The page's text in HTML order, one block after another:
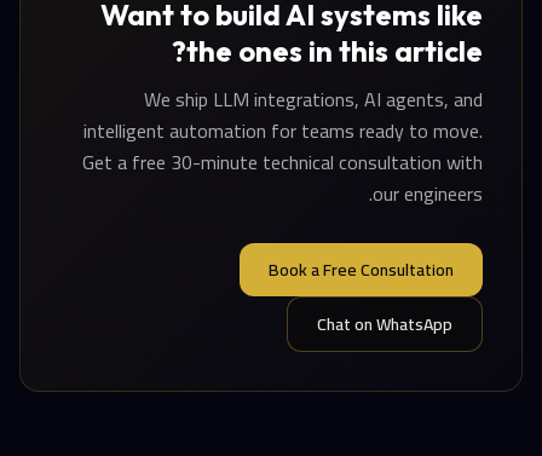
Want to build AI systems like
the ones in this article?
We ship LLM integrations, AI agents, and
intelligent automation for teams ready to move.
Get a free 30-minute technical consultation with
our engineers.
Book a Free Consultation
Chat on WhatsApp